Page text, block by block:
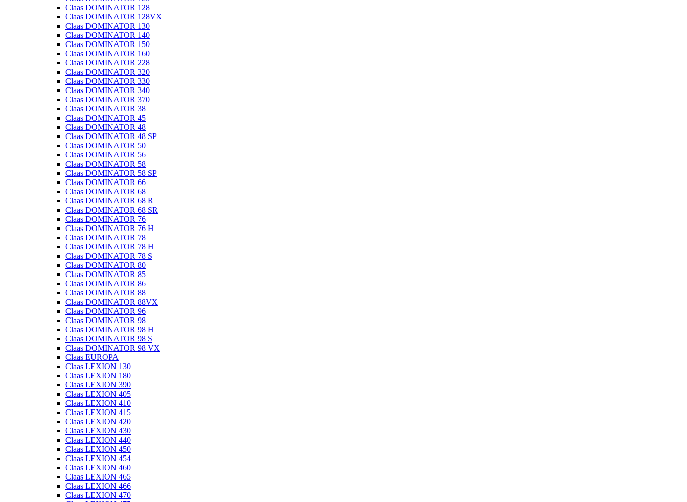
Claas DOMINATOR 128
Claas DOMINATOR 128VX
Claas DOMINATOR 130
Claas DOMINATOR 140
Claas DOMINATOR 150
Claas DOMINATOR 160
Claas DOMINATOR 228
Claas DOMINATOR 320
Claas DOMINATOR 330
Claas DOMINATOR 340
Claas DOMINATOR 370
Claas DOMINATOR 38
Claas DOMINATOR 45
Claas DOMINATOR 48
Claas DOMINATOR 48 SP
Claas DOMINATOR 50
Claas DOMINATOR 56
Claas DOMINATOR 58
Claas DOMINATOR 58 SP
Claas DOMINATOR 66
Claas DOMINATOR 68
Claas DOMINATOR 68 R
Claas DOMINATOR 68 SR
Claas DOMINATOR 76
Claas DOMINATOR 76 H
Claas DOMINATOR 78
Claas DOMINATOR 78 H
Claas DOMINATOR 78 S
Claas DOMINATOR 80
Claas DOMINATOR 85
Claas DOMINATOR 86
Claas DOMINATOR 88
Claas DOMINATOR 88VX
Claas DOMINATOR 96
Claas DOMINATOR 98
Claas DOMINATOR 98 H
Claas DOMINATOR 98 S
Claas DOMINATOR 98 VX
Claas EUROPA
Claas LEXION 130
Claas LEXION 180
Claas LEXION 390
Claas LEXION 405
Claas LEXION 410
Claas LEXION 415
Claas LEXION 420
Claas LEXION 430
Claas LEXION 440
Claas LEXION 450
Claas LEXION 454
Claas LEXION 460
Claas LEXION 465
Claas LEXION 466
Claas LEXION 470